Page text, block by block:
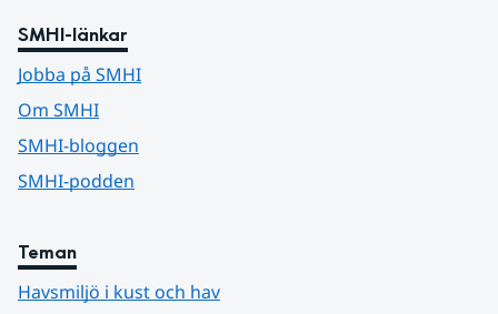
SMHI-länkar
Jobba på SMHI
Om SMHI
SMHI-bloggen
SMHI-podden
Teman
Havsmiljö i kust och hav